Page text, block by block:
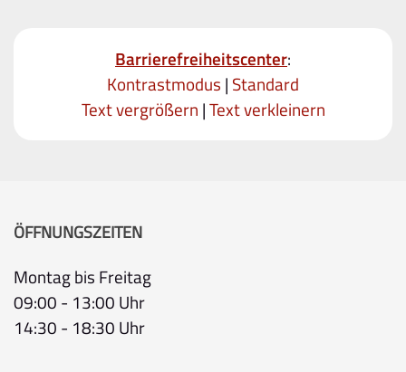
Barrierefreiheitscenter:
Kontrastmodus | Standard
Text vergrößern |Text verkleinern
ÖFFNUNGSZEITEN
Montag bis Freitag
09:00 - 13:00 Uhr
14:30 - 18:30 Uhr